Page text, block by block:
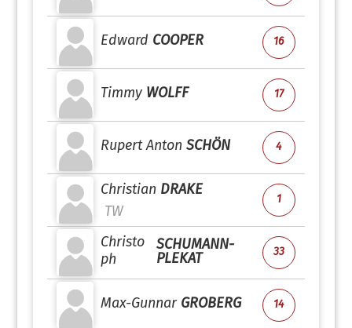
Edward COOPER 16
Timmy WOLFF 17
Rupert Anton SCHÖN 4
Christian DRAKE
TW
1
Christo
ph
SCHUMANN-
PLEKAT
33
Max-Gunnar GROBERG 14